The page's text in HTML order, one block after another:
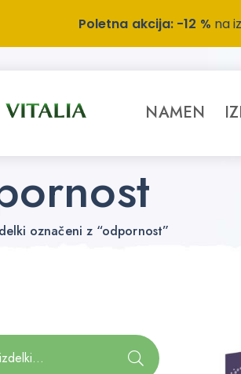
NAMEN
označeni z “odpornost”
Poletna akcija: -12 % na